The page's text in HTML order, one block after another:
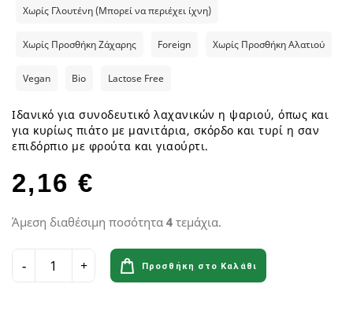
Χωρίς Γλουτένη (Μπορεί να περιέχει ίχνη)
Χωρίς Προσθήκη Ζάχαρης Foreign Χωρίς Προσθήκη Αλατιού
Vegan Bio Lactose Free
Ιδανικό για συνοδευτικό λαχανικών η ψαριού, όπως και
για κυρίως πιάτο με μανιτάρια, σκόρδο και τυρί η σαν
επιδόρπιο με φρούτα και γιαούρτι.
2,16 €
Άμεση διαθέσιμη ποσότητα 4 τεμάχια.
Προσθήκη στο Καλάθι